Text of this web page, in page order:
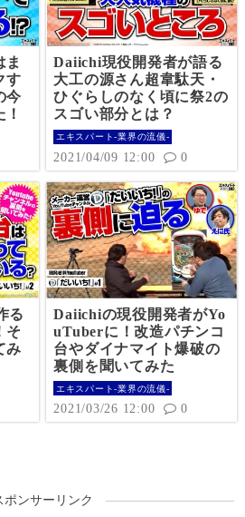
ま
す
今
Daiichi現役開発者が語る
大工の源さん超韋駄天・
ひぐらしのなく頃に祭2の
スゴい部分とは？
エキスパート-業界の流儀-
2021/04/09 12:00 0
る
そ
み
Daiichiの現役開発者がYo
uTuberに！改造パチンコ
台やダイナマイト爆破の
裏側を聞いてみた
エキスパート-業界の流儀-
2021/03/26 12:00 0
ポンサーリンク